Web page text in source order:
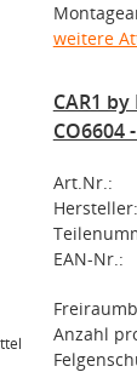
weitere
CAR1
CO6604
Art.Nr.:
Hersteller:
EAN-Nr.:
Anzahl